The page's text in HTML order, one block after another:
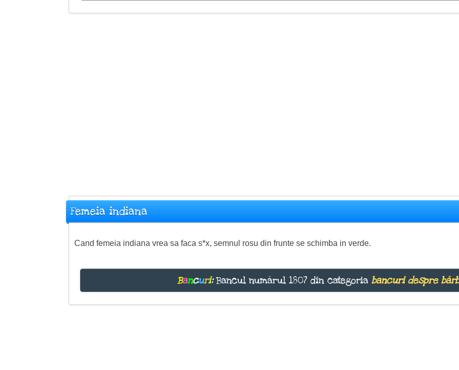
Femeia indiana
Cand femeia indiana vrea sa faca s*x, semnul rosu din frunte se schimba in verde.
Bancuri:Bancul numărul 1807 din categoria bancuri despre